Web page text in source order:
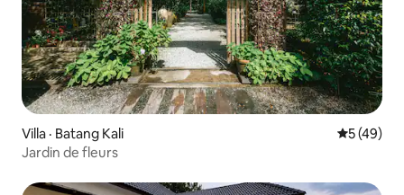
Villa · Batang Kali Note
5 (49)
Jardin de fleurs